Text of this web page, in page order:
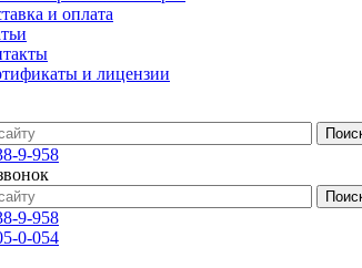
и оплата
и лицензии
9-958
9-958
0-054